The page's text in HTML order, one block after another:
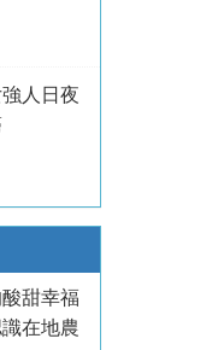
人日夜
甜幸福
在地農